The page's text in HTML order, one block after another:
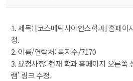
1. 제목: [코스메틱사이언스학과] 홈페이
청.
2. 이름/연락처: 목지수/7170
3. 요청사항: 현재 학과 홈페이지 오른쪽
램’ 링크 수정.